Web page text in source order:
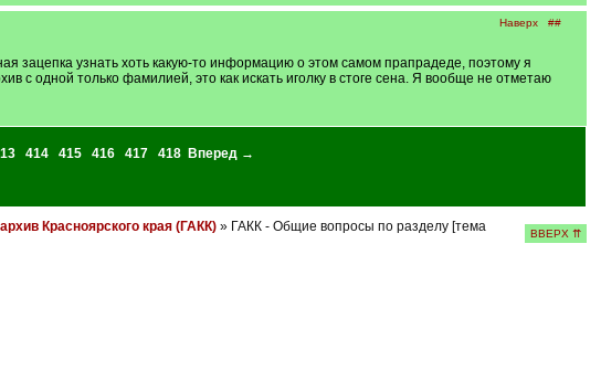
Наверх ##
узнать хоть какую-то информацию о этом самом прапрадеде, поэтому я
с одной только фамилией, это как искать иголку в стоге сена. Я вообще не отметаю
414 415 416 417 418
Вперед →
Красноярского края (ГАКК)» ГАКК - Общие вопросы по разделу [тема
ВВЕРХ ⇈